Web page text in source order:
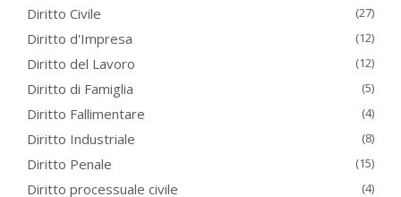
Diritto Civile (27)
Diritto d'Impresa (12)
Diritto del Lavoro (12)
Diritto di Famiglia (5)
Diritto Fallimentare (4)
Diritto Industriale (8)
Diritto Penale (15)
Diritto processuale civile (4)